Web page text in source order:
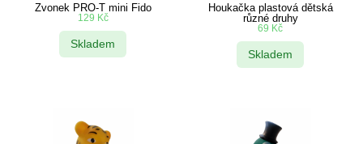
Zvonek PRO-T mini Fido
129 Kč
Skladem
Houkačka plastová dětská
různé druhy
69 Kč
Skladem